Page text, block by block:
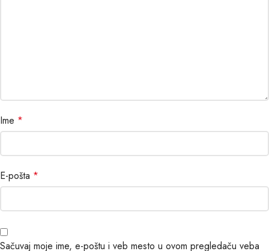
Ime *
E-pošta *
Sačuvaj moje ime, e-poštu i veb mesto u ovom pregledaču veba